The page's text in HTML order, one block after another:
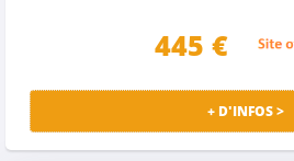
445 €
+ D'INFOS >